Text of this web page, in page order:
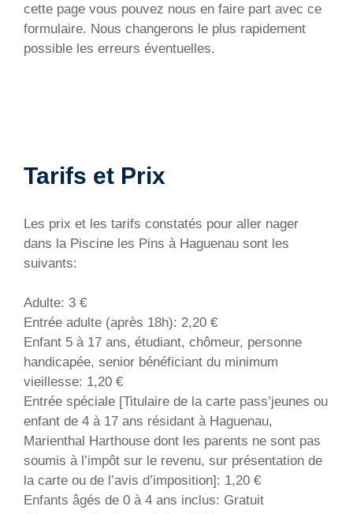
cette page vous pouvez nous en faire part avec ce
formulaire. Nous changerons le plus rapidement
possible les erreurs éventuelles.
Tarifs et Prix
Les prix et les tarifs constatés pour aller nager
dans la Piscine les Pins à Haguenau sont les
suivants:
Adulte: 3 €
Entrée adulte (après 18h): 2,20 €
Enfant 5 à 17 ans, étudiant, chômeur, personne
handicapée, senior bénéficiant du minimum
vieillesse: 1,20 €
Entrée spéciale [Titulaire de la carte pass’jeunes ou
enfant de 4 à 17 ans résidant à Haguenau,
Marienthal Harthouse dont les parents ne sont pas
soumis à l’impôt sur le revenu, sur présentation de
la carte ou de l’avis d’imposition]: 1,20 €
Enfants âgés de 0 à 4 ans inclus: Gratuit